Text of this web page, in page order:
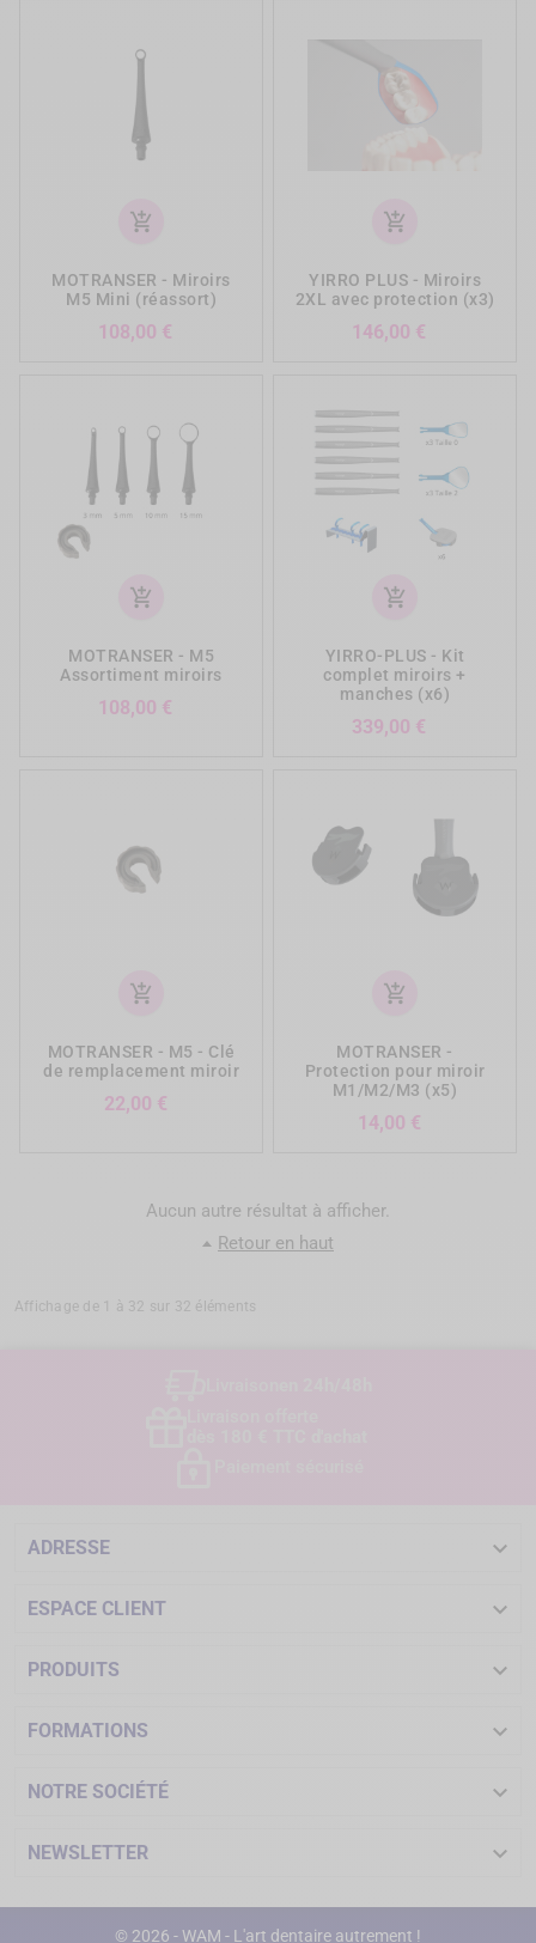
add_shopping_cart
MOTRANSER - Miroirs
M5 Mini (réassort)
108,00 €
add_shopping_cart
YIRRO PLUS - Miroirs
2XL avec protection (x3)
146,00 €
add_shopping_cart
MOTRANSER - M5
Assortiment miroirs
108,00 €
add_shopping_cart
YIRRO-PLUS - Kit
complet miroirs +
manches (x6)
339,00 €
add_shopping_cart
MOTRANSER - M5 - Clé
de remplacement miroir
22,00 €
add_shopping_cart
MOTRANSER -
Protection pour miroir
M1/M2/M3 (x5)
14,00 €
Aucun autre résultat à afficher.
Retour en haut
Affichage de 1 à 32 sur 32 éléments
ADRESSE 
ESPACE CLIENT 
PRODUITS 
FORMATIONS 
NOTRE SOCIÉTÉ 
NEWSLETTER 
© 2026 - WAM - L'art dentaire autrement !